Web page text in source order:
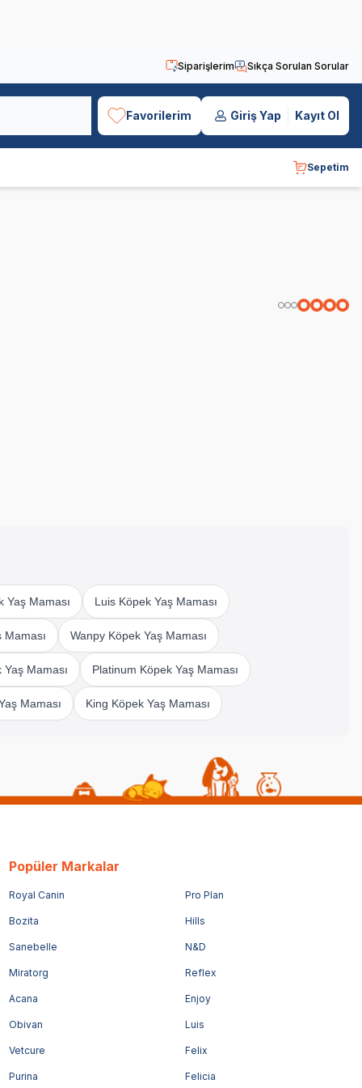
Siparişlerim Sıkça Sorulan Sorular
Favorilerim Giriş Yap Kayıt Ol
Sepetim
Yaş Maması Luis Köpek Yaş Maması
Maması Wanpy Köpek Yaş Maması
Maması Platinum Köpek Yaş Maması
Maması King Köpek Yaş Maması
Popüler Markalar
Royal Canin Pro Plan
Bozita Hills
Sanebelle N&D
Miratorg Reflex
Acana Enjoy
Obivan Luis
Vetcure Felix
Purina Felicia